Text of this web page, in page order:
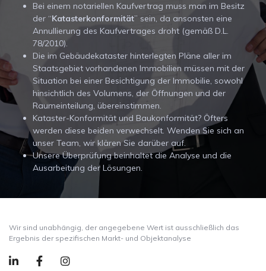
Bei einem notariellen Kaufvertrag muss man im Besitz
der “Katasterkonformität” sein, da ansonsten eine
Annullierung des Kaufvertrages droht (gemäß D.L.
78/2010).
Die im Gebäudekataster hinterlegten Pläne aller im
Staatsgebiet vorhandenen Immobilien müssen mit der
Situation bei einer Besichtigung der Immobilie, sowohl
hinsichtlich des Volumens, der Öffnungen und der
Raumeinteilung, übereinstimmen.
Kataster-Konformität und Baukonformität? Öfters
werden diese beiden verwechselt. Wenden Sie sich an
unser Team, wir klären Sie darüber auf.
Unsere Überprüfung beinhaltet die Analyse und die
Ausarbeitung der Lösungen.
Wir sind unabhängig, der angegebene Wert ist ausschließlich das
Ergebnis der spezifischen Markt- und Objektanalyse